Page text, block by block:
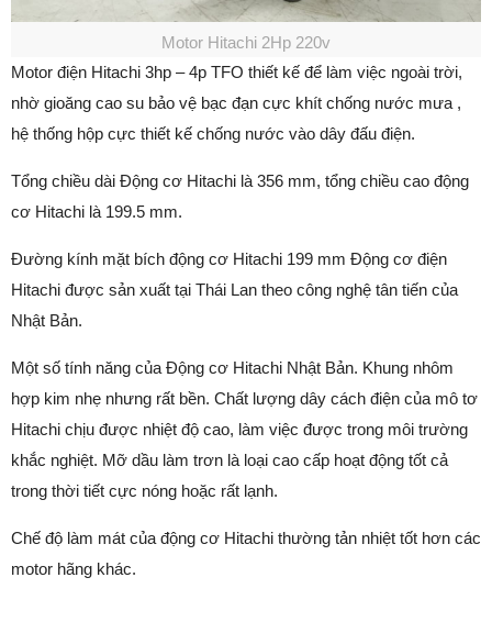
Motor Hitachi 2Hp 220v
Motor điện Hitachi 3hp – 4p TFO thiết kế để làm việc ngoài trời,
nhờ gioăng cao su bảo vệ bạc đạn cực khít chống nước mưa ,
hệ thống hộp cực thiết kế chống nước vào dây đấu điện.
Tổng chiều dài Động cơ Hitachi là 356 mm, tổng chiều cao động
cơ Hitachi là 199.5 mm.
Đường kính mặt bích động cơ Hitachi 199 mm Động cơ điện
Hitachi được sản xuất tại Thái Lan theo công nghệ tân tiến của
Nhật Bản.
Một số tính năng của Động cơ Hitachi Nhật Bản. Khung nhôm
hợp kim nhẹ nhưng rất bền. Chất lượng dây cách điện của mô tơ
Hitachi chịu được nhiệt độ cao, làm việc được trong môi trường
khắc nghiệt. Mỡ dầu làm trơn là loại cao cấp hoạt động tốt cả
trong thời tiết cực nóng hoặc rất lạnh.
Chế độ làm mát của động cơ Hitachi thường tản nhiệt tốt hơn các
motor hãng khác.